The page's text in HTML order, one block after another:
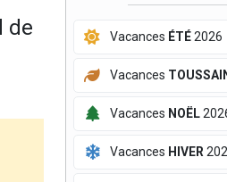
de
Vacances ÉTÉ2026
Vacances
Vacances NOËL
Vacances HIVER